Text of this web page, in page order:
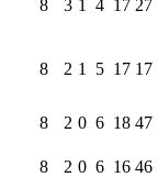
8 3 1 4 17 27
8 2 1 5 17 17
8 2 0 6 18 47
8 2 0 6 16 46